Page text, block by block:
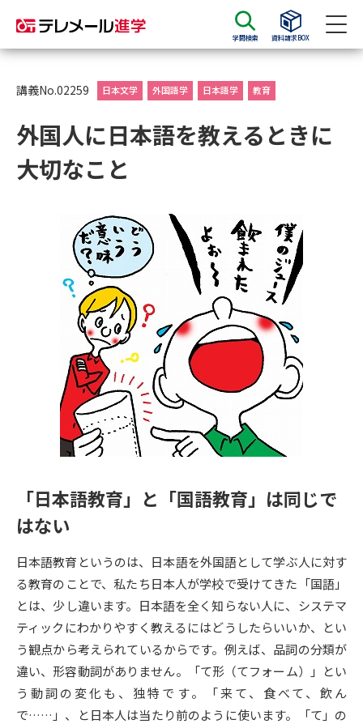
学問検索 資料請求BOX
資料請求 資料検索
大学・短大の資料種類から請求
総合型選抜・学校推薦型選抜 募
集要項＆願書
大学入学共通テスト利用選抜の
募集要項＆願書
過去問題集
大学・短大以外の資料から請求
専門学校の資料請求 大学院の資料請求
留学・進学関連、塾・予備校
大学入学共通テスト「受験案
内」の請求
大学入学共通テスト「受験上の
配慮案内」の請求
高等学校卒業程度認定試験
幼稚園教員資格認定試験 小学校教員資格認定試験
高等学校（情報）教員資格認定
大学研究 大学検索
大学で学べる内容や特徴を調べる
新増設大学・学部・学科特集
国際・グローバルに強い大学特
講義No.02259 日本文学 外国語学 日本語学 教育
外国人に日本語を教えるときに
大切なこと
「日本語教育」と「国語教育」は同じで
はない
日本語教育というのは、日本語を外国語として学ぶ人に対す
る教育のことで、私たち日本人が学校で受けてきた「国語」
とは、少し違います。日本語を全く知らない人に、システマ
ティックにわかりやすく教えるにはどうしたらいいか、とい
う観点から考えられているからです。例えば、品詞の分類が
違い、形容動詞がありません。「て形（てフォーム）」とい
う動詞の変化も、独特です。「来て、食べて、飲ん
で……」、と日本人は当たり前のように使います。「て」の